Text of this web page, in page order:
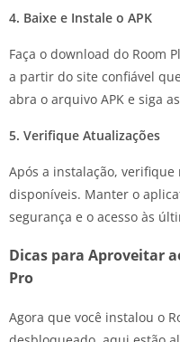
4. Baixe e Instale o APK
Faça o download do Room
a partir do site confiável
abra o arquivo APK e siga
5. Verifique Atualizações
Após a instalação,
disponíveis. Manter o
segurança e o acesso às
Dicas para Aproveitar
Pro
Agora que você instalou o